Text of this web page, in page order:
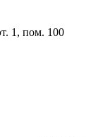
1, пом. 100